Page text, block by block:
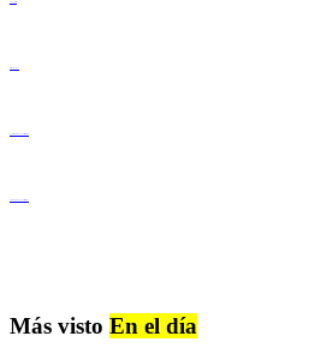
Más visto En el día